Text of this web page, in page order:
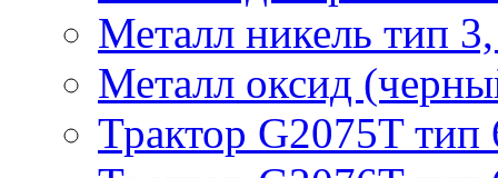
Металл никель тип
Металл оксид
Трактор G2075T тип